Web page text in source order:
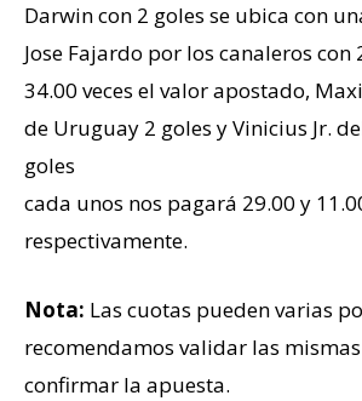
Darwin con 2 goles se ubica con
Jose Fajardo por los canaleros
34.00 veces el valor apostado,
de Uruguay 2 goles y Vinicius Jr.
goles
cada unos nos pagará 29.00 y
respectivamente.
Nota: Las cuotas pueden varias
recomendamos validar las
confirmar la apuesta.